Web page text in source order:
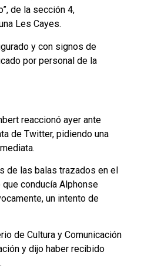
de la sección 4,
Les Cayes.
y con signos de
por personal de la
reaccionó ayer ante
de Twitter, pidiendo una
de las balas trazados en el
conducía Alphonse
un intento de
de Cultura y Comunicación
y dijo haber recibido